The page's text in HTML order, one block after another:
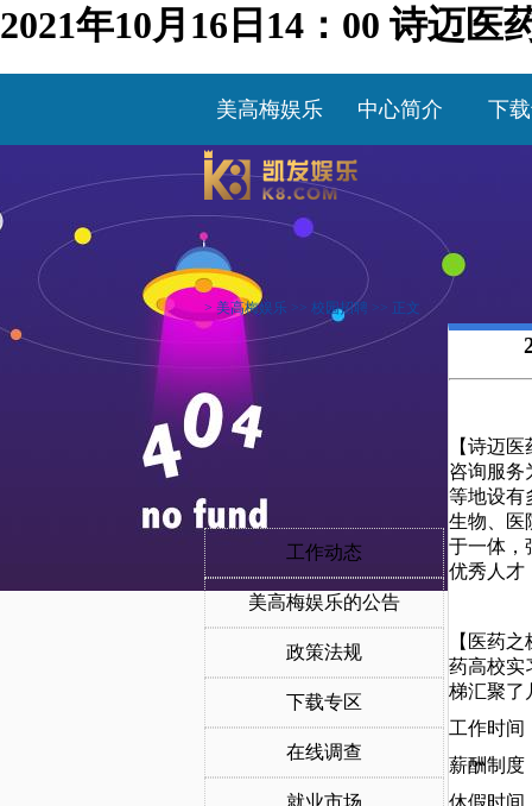
2021年10月16日14：00 诗迈
美高梅娱乐 中心简介 下
> 美高梅娱乐 >> 校园招聘 >> 正文
工作动态
美高梅娱乐的公告
政策法规
下载专区
在线调查
就业市场
【诗迈
咨询服务
等地设有
生物、医
于一体，
优秀人才
【医药
药高校实
梯汇聚了
工作时间
薪酬制度
休假时间